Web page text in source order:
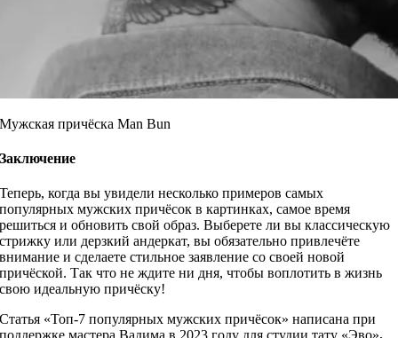
Мужская причёска Man Bun
Заключение
Теперь, когда вы увидели несколько примеров самых
популярных мужских причёсок в картинках, самое время
решиться и обновить свой образ. Выберете ли вы классическую
стрижку или дерзкий андеркат, вы обязательно привлечёте
внимание и сделаете стильное заявление со своей новой
причёской. Так что не ждите ни дня, чтобы воплотить в жизнь
свою идеальную причёску!
Статья «Топ-7 популярных мужских причёсок» написана при